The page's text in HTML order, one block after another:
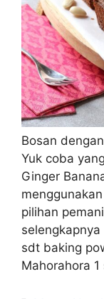
Bosan
Yuk coba
Ginger
pilihan
sdt baking
Mahorahora